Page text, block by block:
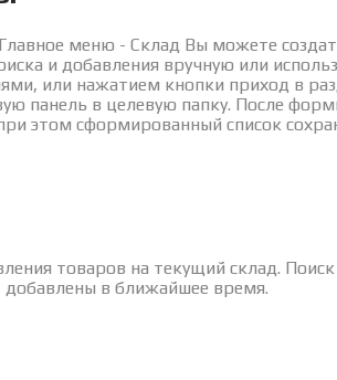
меню - Склад Вы можете
и добавления вручную или
или нажатием кнопки приход в
панель в целевую папку. После
этом сформированный список
товаров на текущий склад.
добавлены в ближайшее время.